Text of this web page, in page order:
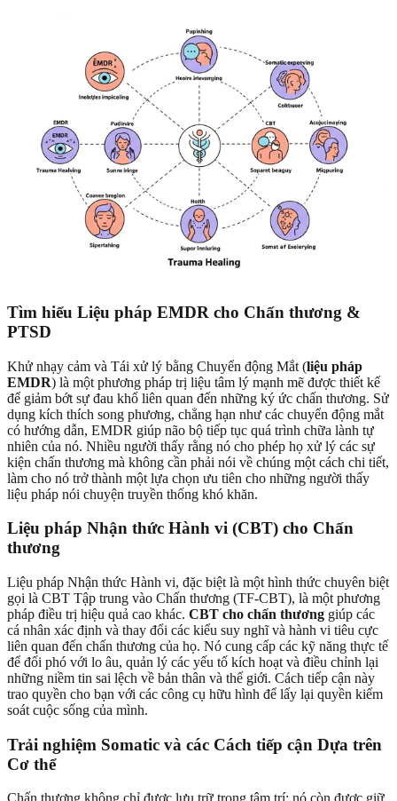
Tìm hiểu Liệu pháp EMDR cho Chấn thương &
PTSD
Khử nhạy cảm và Tái xử lý bằng Chuyển động Mắt (liệu pháp
EMDR) là một phương pháp trị liệu tâm lý mạnh mẽ được thiết kế
để giảm bớt sự đau khổ liên quan đến những ký ức chấn thương. Sử
dụng kích thích song phương, chẳng hạn như các chuyển động mắt
có hướng dẫn, EMDR giúp não bộ tiếp tục quá trình chữa lành tự
nhiên của nó. Nhiều người thấy rằng nó cho phép họ xử lý các sự
kiện chấn thương mà không cần phải nói về chúng một cách chi tiết,
làm cho nó trở thành một lựa chọn ưu tiên cho những người thấy
liệu pháp nói chuyện truyền thống khó khăn.
Liệu pháp Nhận thức Hành vi (CBT) cho Chấn
thương
Liệu pháp Nhận thức Hành vi, đặc biệt là một hình thức chuyên biệt
gọi là CBT Tập trung vào Chấn thương (TF-CBT), là một phương
pháp điều trị hiệu quả cao khác. CBT cho chấn thương giúp các
cá nhân xác định và thay đổi các kiểu suy nghĩ và hành vi tiêu cực
liên quan đến chấn thương của họ. Nó cung cấp các kỹ năng thực tế
để đối phó với lo âu, quản lý các yếu tố kích hoạt và điều chỉnh lại
những niềm tin sai lệch về bản thân và thế giới. Cách tiếp cận này
trao quyền cho bạn với các công cụ hữu hình để lấy lại quyền kiểm
soát cuộc sống của mình.
Trải nghiệm Somatic và các Cách tiếp cận Dựa trên
Cơ thể